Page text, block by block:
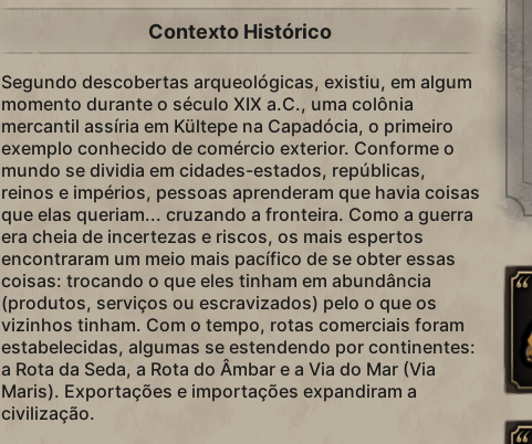
Contexto Histórico
Segundo descobertas arqueológicas, existiu, em algum
momento durante o século XIX a.C., uma colônia
mercantil assíria em Kültepe na Capadócia, o primeiro
exemplo conhecido de comércio exterior. Conforme o
mundo se dividia em cidades-estados, repúblicas,
reinos e impérios, pessoas aprenderam que havia coisas
que elas queriam... cruzando a fronteira. Como a guerra
era cheia de incertezas e riscos, os mais espertos
encontraram um meio mais pacífico de se obter essas
coisas: trocando o que eles tinham em abundância
(produtos, serviços ou escravizados) pelo o que os
vizinhos tinham. Com o tempo, rotas comerciais foram
estabelecidas, algumas se estendendo por continentes:
a Rota da Seda, a Rota do Âmbar e a Via do Mar (Via
Maris). Exportações e importações expandiram a
civilização.